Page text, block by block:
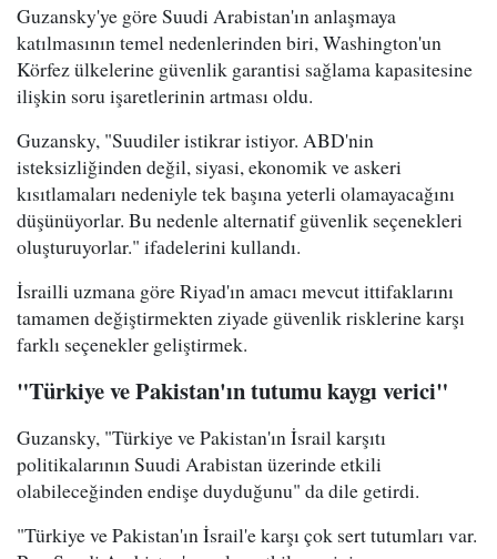
Guzansky'ye göre Suudi Arabistan'ın anlaşmaya
katılmasının temel nedenlerinden biri, Washington'un
Körfez ülkelerine güvenlik garantisi sağlama kapasitesine
ilişkin soru işaretlerinin artması oldu.
Guzansky, "Suudiler istikrar istiyor. ABD'nin
isteksizliğinden değil, siyasi, ekonomik ve askeri
kısıtlamaları nedeniyle tek başına yeterli olamayacağını
düşünüyorlar. Bu nedenle alternatif güvenlik seçenekleri
oluşturuyorlar." ifadelerini kullandı.
İsrailli uzmana göre Riyad'ın amacı mevcut ittifaklarını
tamamen değiştirmekten ziyade güvenlik risklerine karşı
farklı seçenekler geliştirmek.
"Türkiye ve Pakistan'ın tutumu kaygı verici"
Guzansky, "Türkiye ve Pakistan'ın İsrail karşıtı
politikalarının Suudi Arabistan üzerinde etkili
olabileceğinden endişe duyduğunu" da dile getirdi.
"Türkiye ve Pakistan'ın İsrail'e karşı çok sert tutumları var.